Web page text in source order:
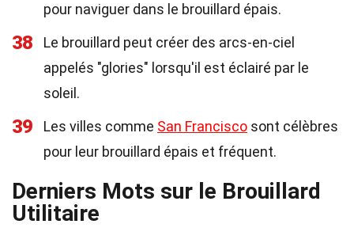
pour naviguer dans le brouillard épais.
38
Le brouillard peut créer des arcs-en-ciel
appelés "glories" lorsqu'il est éclairé par le
soleil.
39 Les villes comme San Francisco sont célèbres
pour leur brouillard épais et fréquent.
Derniers Mots sur le Brouillard
Utilitaire